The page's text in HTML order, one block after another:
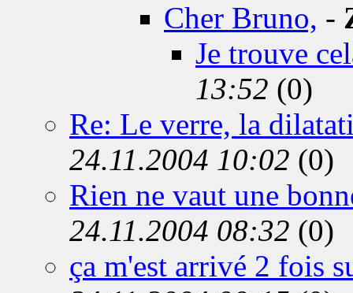
Cher Bruno, -
Je trouve
13:52 (0)
Re: Le verre, la
24.11.2004 10:02 (0)
Rien ne vaut une
24.11.2004 08:32 (0)
ça m'est arrivé 2 fois